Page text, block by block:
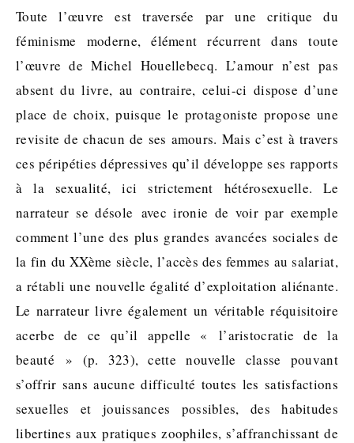
Toute l’œuvre est traversée par une critique du
féminisme moderne, élément récurrent dans toute
l’œuvre de Michel Houellebecq. L’amour n’est pas
absent du livre, au contraire, celui-ci dispose d’une
place de choix, puisque le protagoniste propose une
revisite de chacun de ses amours. Mais c’est à travers
ces péripéties dépressives qu’il développe ses rapports
à la sexualité, ici strictement hétérosexuelle. Le
narrateur se désole avec ironie de voir par exemple
comment l’une des plus grandes avancées sociales de
la fin du XXème siècle, l’accès des femmes au salariat,
a rétabli une nouvelle égalité d’exploitation aliénante.
Le narrateur livre également un véritable réquisitoire
acerbe de ce qu’il appelle « l’aristocratie de la
beauté » (p. 323), cette nouvelle classe pouvant
s’offrir sans aucune difficulté toutes les satisfactions
sexuelles et jouissances possibles, des habitudes
libertines aux pratiques zoophiles, s’affranchissant de